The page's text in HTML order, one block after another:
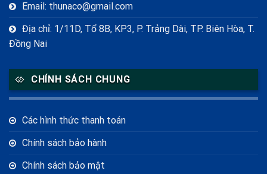
Email: thunaco@gmail.com
Địa chỉ: 1/11D, Tổ 8B, KP3, P. Trảng Dài, TP. Biên Hòa, T.
Đồng Nai
CHÍNH SÁCH CHUNG
Các hình thức thanh toán
Chính sách bảo hành
Chính sách bảo mật